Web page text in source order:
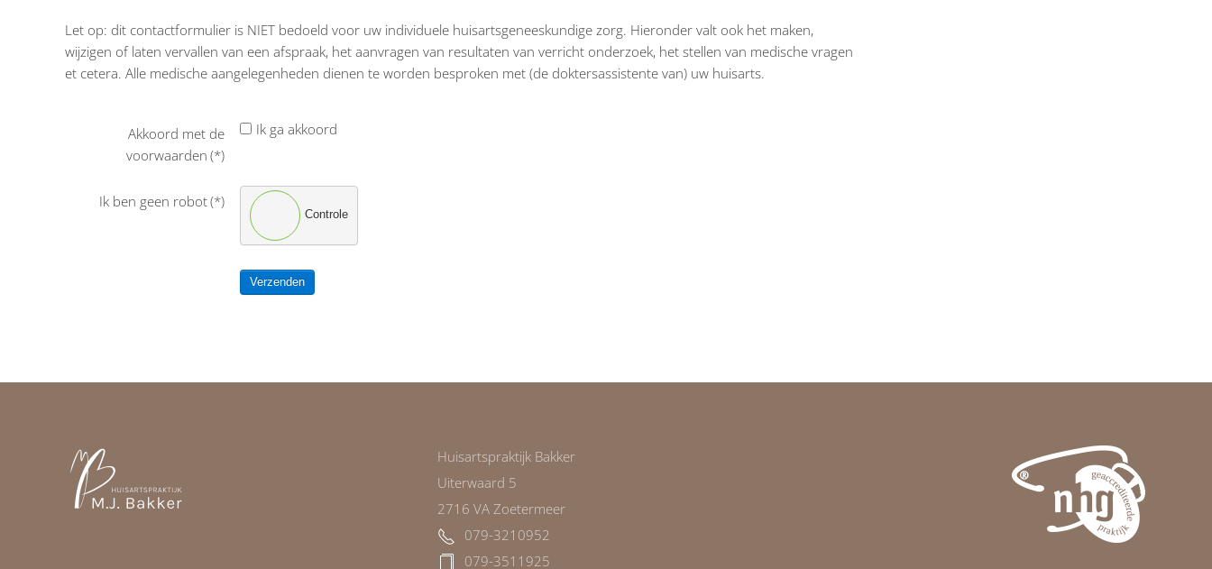
Let op: dit contactformulier is NIET bedoeld voor uw individuele huisartsgeneeskundige zorg. Hieronder valt ook het maken,
wijzigen of laten vervallen van een afspraak, het aanvragen van resultaten van verricht onderzoek, het stellen van medische vragen
et cetera. Alle medische aangelegenheden dienen te worden besproken met (de doktersassistente van) uw huisarts.
Akkoord met de
voorwaarden (*)
Ik ga akkoord
Ik ben geen robot(*)
Controle
Verzenden
Huisartspraktijk Bakker
Uiterwaard 5
2716 VA Zoetermeer
079-3210952
079-3511925